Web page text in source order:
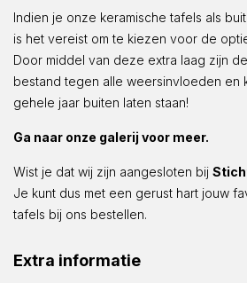
Indien je onze keramische tafels als
is het vereist om te kiezen voor de
Door middel van deze extra laag zijn
bestand tegen alle weersinvloeden en
gehele jaar buiten laten staan!
Ga naar onze galerij voor meer.
Wist je dat wij zijn aangesloten bij
Je kunt dus met een gerust hart jouw
tafels bij ons bestellen.
Extra informatie